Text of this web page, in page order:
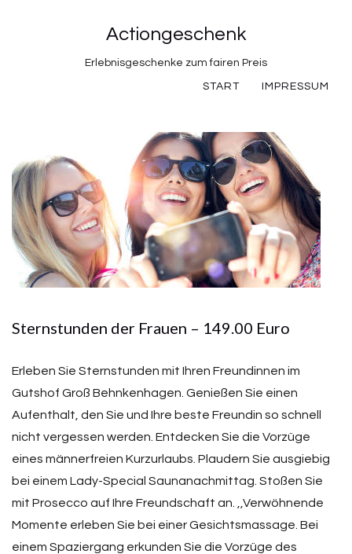
Actiongeschenk
Erlebnisgeschenke zum fairen Preis
START IMPRESSUM
Sternstunden der Frauen – 149.00 Euro
Erleben Sie Sternstunden mit Ihren Freundinnen im
Gutshof Groß Behnkenhagen. Genießen Sie einen
Aufenthalt, den Sie und Ihre beste Freundin so schnell
nicht vergessen werden. Entdecken Sie die Vorzüge
eines männerfreien Kurzurlaubs. Plaudern Sie ausgiebig
bei einem Lady-Special Saunanachmittag. Stoßen Sie
mit Prosecco auf Ihre Freundschaft an. ,,Verwöhnende
Momente erleben Sie bei einer Gesichtsmassage. Bei
einem Spaziergang erkunden Sie die Vorzüge des